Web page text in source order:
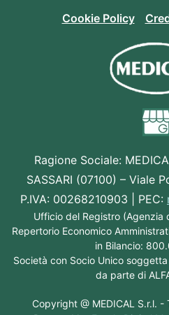
Cookie Policy
Ragione Sociale:
SASSARI (07100) – Viale
P.IVA: 00268210903 | PEC:
Ufficio del Registro (Agenzia
Repertorio Economico
in Bilancio:
Società con Socio Unico
da parte di
Copyright @ MEDICAL S.r.l. -